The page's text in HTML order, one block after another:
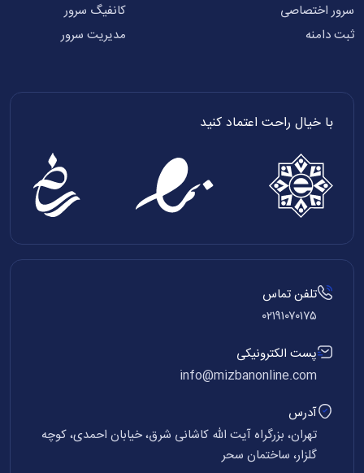
اختصاصی
دامنه
کانفیگ سرور
مدیریت سرور
با خیال راحت اعتماد کنید
تلفن تماس
۰۲۱۹۱۰۷۰۱۷۵
پست الکترونیکی
info@mizbanonline.com
آدرس
تهران، بزرگراه آیت الله کاشانی شرق، خیابان احمدی، کوچه
گلزار، ساختمان سحر